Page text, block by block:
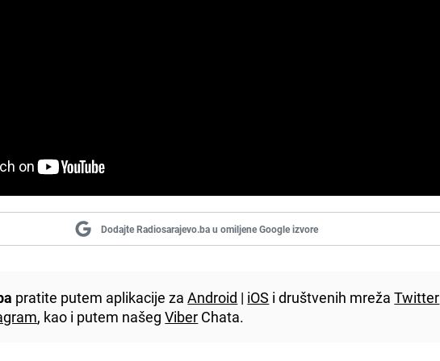
Dodajte Radiosarajevo.ba u omiljene Google izvore
pratite putem aplikacije zaAndroid | iOS i društvenih mrežaTwitter
, kao i putem našegViber Chata.